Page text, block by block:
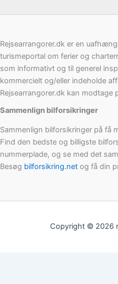
Rejsearrangorer.dk er en
turismeportal om ferier og
som informativt og til generel
kommercielt og/eller indeholde
Rejsearrangorer.dk kan modtage
Sammenlign bilforsikringer
Sammenlign bilforsikringer på få
Find den bedste og billigste
nummerplade, og se med det
Besøg bilforsikring.net og få din
Copyright © 2026